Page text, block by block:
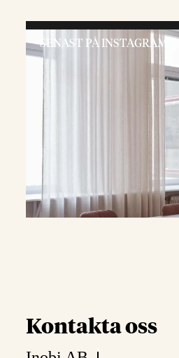
SENAST PÅ INSTAGRAM:
Kontakta oss